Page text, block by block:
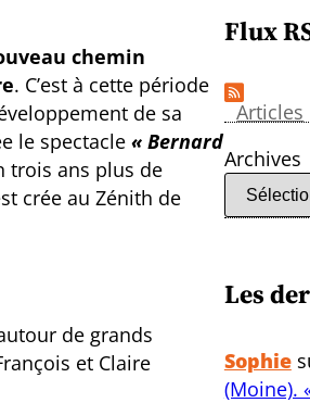
chemin
. C’est à cette période
de sa
le spectacle« Bernard
trois ans plus de
crée au Zénith de
de grands
et Claire
Flux
Articles
Archives
Les
Sophie
(Moine).